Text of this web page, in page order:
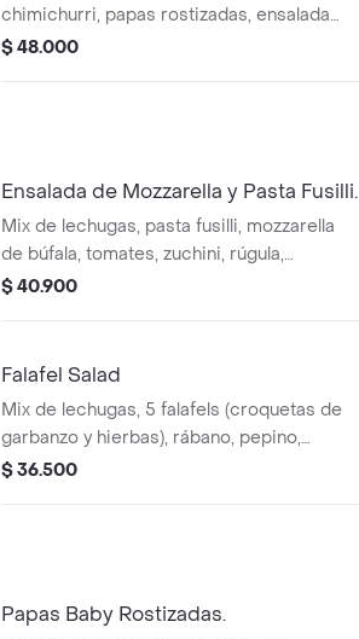
chimichurri, papas rostizadas, ensalada
de lechugas, pepino, rábano, aguacate,
$ 48.000
Ensalada de Mozzarella y Pasta Fusilli.
Mix de lechugas, pasta fusilli, mozzarella
de búfala, tomates, zuchini, rúgula,
aceitunas negras, salsa de berenjena
$ 40.900
Falafel Salad
Mix de lechugas, 5 falafels (croquetas de
garbanzo y hierbas), rábano, pepino,
tomates asados, cebolla morada
$ 36.500
Papas Baby Rostizadas.